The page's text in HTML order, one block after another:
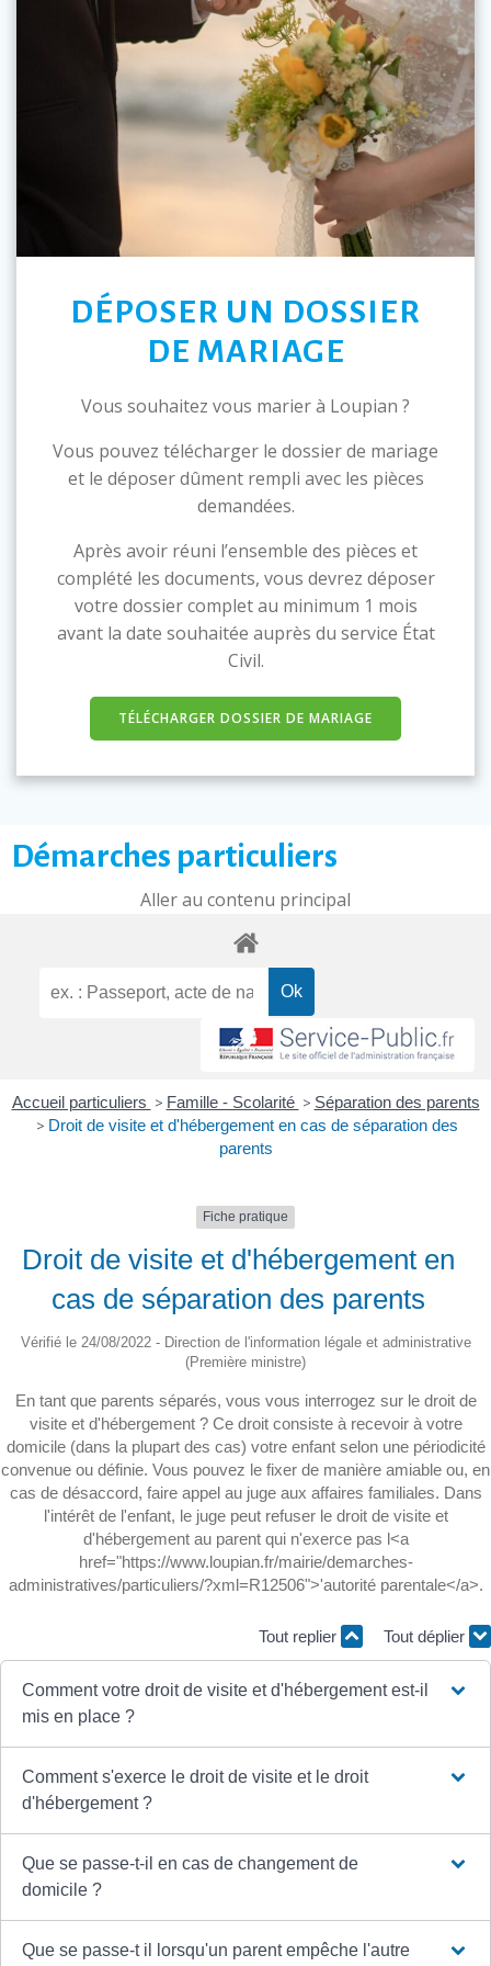
DÉPOSER UN DOSSIER
DE MARIAGE
Vous souhaitez vous marier à Loupian ?
Vous pouvez télécharger le dossier de mariage
et le déposer dûment rempli avec les pièces
demandées.
Après avoir réuni l’ensemble des pièces et
complété les documents, vous devrez déposer
votre dossier complet au minimum 1 mois
avant la date souhaitée auprès du service État
Civil.
TÉLÉCHARGER DOSSIER DE MARIAGE
Démarches particuliers
Aller au contenu principal
Accueil particuliers > Famille - Scolarité > Séparation des parents
> Droit de visite et d'hébergement en cas de séparation des
parents
Fiche pratique
Droit de visite et d'hébergement en
cas de séparation des parents
Vérifié le 24/08/2022 - Direction de l'information légale et administrative
(Première ministre)
En tant que parents séparés, vous vous interrogez sur le droit de
visite et d'hébergement ? Ce droit consiste à recevoir à votre
domicile (dans la plupart des cas) votre enfant selon une périodicité
convenue ou définie. Vous pouvez le fixer de manière amiable ou, en
cas de désaccord, faire appel au juge aux affaires familiales. Dans
l'intérêt de l'enfant, le juge peut refuser le droit de visite et
d'hébergement au parent qui n'exerce pas l<a
href="https://www.loupian.fr/mairie/demarches-
administratives/particuliers/?xml=R12506">'autorité parentale</a>.
Tout replier Tout déplier
Comment votre droit de visite et d'hébergement est-il
mis en place ?
Comment s'exerce le droit de visite et le droit
d'hébergement ?
Que se passe-t-il en cas de changement de
domicile ?
Que se passe-t il lorsqu'un parent empêche l'autre